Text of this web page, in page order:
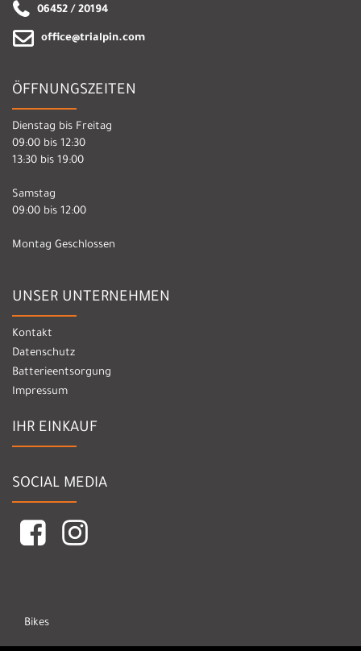
06452 / 20194
office@trialpin.com
ÖFFNUNGSZEITEN
Dienstag bis Freitag
09:00 bis 12:30
13:30 bis 19:00
Samstag
09:00 bis 12:00
Montag Geschlossen
UNSER UNTERNEHMEN
Kontakt
Datenschutz
Batterieentsorgung
Impressum
IHR EINKAUF
SOCIAL MEDIA
Bikes